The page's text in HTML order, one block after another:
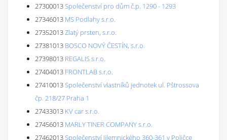
27300013Společenství pro dům č.p. 1290 - 1293
27346013 MS Podlahy s.r.o.
27352013Zlatý prsten, s.r.o.
27381013 BOSCO NOVÝ ČESTÍN, s.r.o.
27398013 REGALIS s.r.o.
27404013 FRONTLAB s.r.o.
27410013Společenství vlastníků jednotek ul. Pštrossova
čp. 218/27 Praha 1
27433013 KV car s.r.o.
27456013 MARLY TINER COMPANY s.r.o.
27462013Společenství Jilemnického 360-361 v Poličce